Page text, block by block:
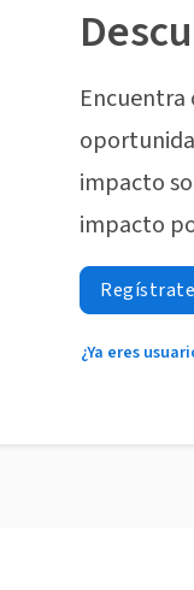
impacto
impacto
¿Ya eres